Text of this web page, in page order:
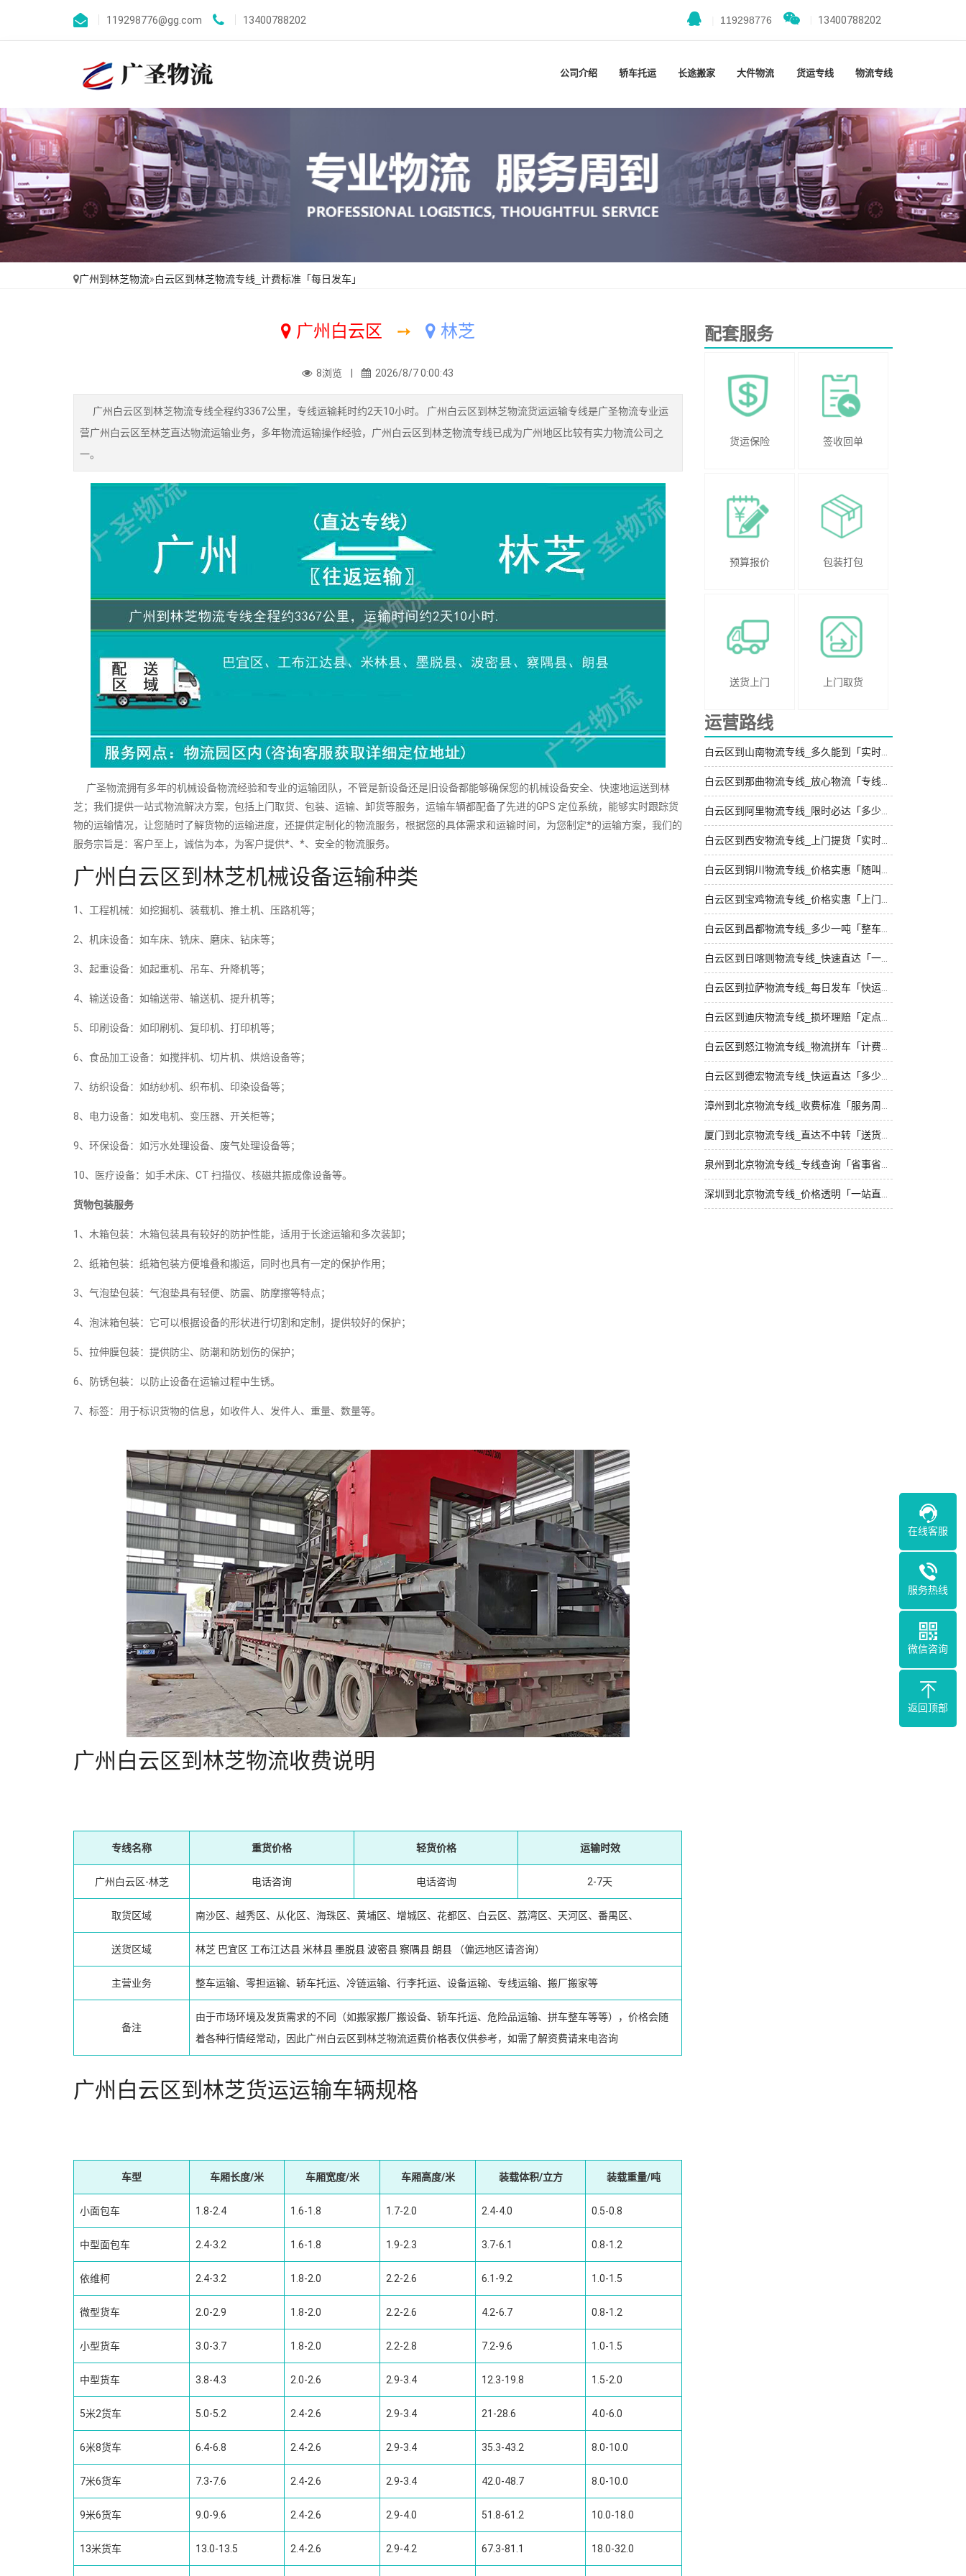
119298776@gg.com 13400788202 119298776 13400788202
公司介绍 轿车托运 长途搬家 大件物流 货运专线 物流专线
广州到林芝物流»白云区到林芝物流专线_计费标准「每日发车」
广州白云区 ➙ 林芝
8浏览 | 2026/8/7 0:00:43
广州白云区到林芝物流专线全程约3367公里，专线运输耗时约2天10小时。 广州白云区到林芝物流货运运输专线是广圣物流专业运
营广州白云区至林芝直达物流运输业务，多年物流运输操作经验，广州白云区到林芝物流专线已成为广州地区比较有实力物流公司之
一。
广圣物流拥有多年的机械设备物流经验和专业的运输团队，不管是新设备还是旧设备都能够确保您的机械设备安全、快速地运送到林
芝；我们提供一站式物流解决方案，包括上门取货、包装、运输、卸货等服务，运输车辆都配备了先进的GPS 定位系统，能够实时跟踪货
物的运输情况，让您随时了解货物的运输进度，还提供定制化的物流服务，根据您的具体需求和运输时间，为您制定*的运输方案，我们的
服务宗旨是：客户至上，诚信为本，为客户提供*、*、安全的物流服务。
广州白云区到林芝机械设备运输种类
1、工程机械：如挖掘机、装载机、推土机、压路机等；
2、机床设备：如车床、铣床、磨床、钻床等；
3、起重设备：如起重机、吊车、升降机等；
4、输送设备：如输送带、输送机、提升机等；
5、印刷设备：如印刷机、复印机、打印机等；
6、食品加工设备：如搅拌机、切片机、烘焙设备等；
7、纺织设备：如纺纱机、织布机、印染设备等；
8、电力设备：如发电机、变压器、开关柜等；
9、环保设备：如污水处理设备、废气处理设备等；
10、医疗设备：如手术床、CT 扫描仪、核磁共振成像设备等。
货物包装服务
1、木箱包装：木箱包装具有较好的防护性能，适用于长途运输和多次装卸；
2、纸箱包装：纸箱包装方便堆叠和搬运，同时也具有一定的保护作用；
3、气泡垫包装：气泡垫具有轻便、防震、防摩擦等特点；
4、泡沫箱包装：它可以根据设备的形状进行切割和定制，提供较好的保护；
5、拉伸膜包装：提供防尘、防潮和防划伤的保护；
6、防锈包装：以防止设备在运输过程中生锈。
7、标签：用于标识货物的信息，如收件人、发件人、重量、数量等。
广州白云区到林芝物流收费说明
专线名称 重货价格 轻货价格 运输时效
广州白云区-林芝 电话咨询 电话咨询 2-7天
取货区域 南沙区、越秀区、从化区、海珠区、黄埔区、增城区、花都区、白云区、荔湾区、天河区、番禺区、
送货区域 林芝 巴宜区 工布江达县米林县墨脱县波密县察隅县 朗县 （偏远地区请咨询）
主营业务 整车运输、零担运输、轿车托运、冷链运输、行李托运、设备运输、专线运输、搬厂搬家等
备注
由于市场环境及发货需求的不同（如搬家搬厂搬设备、轿车托运、危险品运输、拼车整车等等），价格会随
着各种行情经常动，因此广州白云区到林芝物流运费价格表仅供参考，如需了解资费请来电咨询
广州白云区到林芝货运运输车辆规格
车型 车厢长度/米 车厢宽度/米 车厢高度/米 装载体积/立方 装载重量/吨
小面包车 1.8-2.4 1.6-1.8 1.7-2.0 2.4-4.0 0.5-0.8
中型面包车 2.4-3.2 1.6-1.8 1.9-2.3 3.7-6.1 0.8-1.2
依维柯 2.4-3.2 1.8-2.0 2.2-2.6 6.1-9.2 1.0-1.5
微型货车 2.0-2.9 1.8-2.0 2.2-2.6 4.2-6.7 0.8-1.2
小型货车 3.0-3.7 1.8-2.0 2.2-2.8 7.2-9.6 1.0-1.5
中型货车 3.8-4.3 2.0-2.6 2.9-3.4 12.3-19.8 1.5-2.0
5米2货车 5.0-5.2 2.4-2.6 2.9-3.4 21-28.6 4.0-6.0
6米8货车 6.4-6.8 2.4-2.6 2.9-3.4 35.3-43.2 8.0-10.0
7米6货车 7.3-7.6 2.4-2.6 2.9-3.4 42.0-48.7 8.0-10.0
9米6货车 9.0-9.6 2.4-2.6 2.9-4.0 51.8-61.2 10.0-18.0
13米货车 13.0-13.5 2.4-2.6 2.9-4.2 67.3-81.1 18.0-32.0
配套服务
货运保险 签收回单
预算报价 包装打包
送货上门 上门取货
运营路线
白云区到山南物流专线_多久能到「实时跟踪 」
白云区到那曲物流专线_放心物流「专线查询」
白云区到阿里物流专线_限时必达「多少一吨」
白云区到西安物流专线_上门提货「实时跟踪 」
白云区到铜川物流专线_价格实惠「随叫随到」
白云区到宝鸡物流专线_价格实惠「上门提货」
白云区到昌都物流专线_多少一吨「整车配货」
白云区到日喀则物流专线_快速直达「一站直达」
白云区到拉萨物流专线_每日发车「快运有保障」
白云区到迪庆物流专线_损坏理赔「定点发车」
白云区到怒江物流专线_物流拼车「计费标准」
白云区到德宏物流专线_快运直达「多少公里」
漳州到北京物流专线_收费标准「服务周到」
厦门到北京物流专线_直达不中转「送货到门」
泉州到北京物流专线_专线查询「省事省心」
深圳到北京物流专线_价格透明「一站直达」
在线客服
服务热线
微信咨询
返回顶部